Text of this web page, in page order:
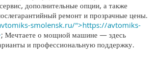
дополнительные опции, а также
ремонт и прозрачные цены.
smolensk.ru/">https://avtomiks-
; Мечтаете о мощной машине — здесь
и профессиональную поддержку.